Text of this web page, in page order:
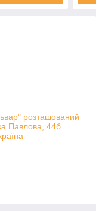
розташований
Павлова, 44б